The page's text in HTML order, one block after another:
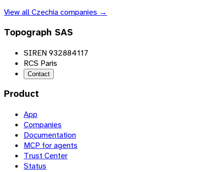
View allCzechiacompanies →
Topograph SAS
SIREN 932884117
RCS Paris
Contact
Product
App
Companies
Documentation
MCP for agents
Trust Center
Status